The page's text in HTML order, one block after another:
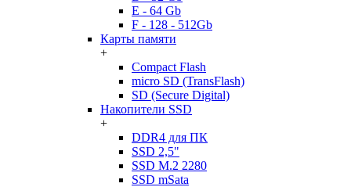
E - 64 Gb
F - 128 - 512Gb
Карты памяти
+
Compact Flash
micro SD (TransFlash)
SD (Secure Digital)
Накопители SSD
+
DDR4 для ПК
SSD 2,5"
SSD M.2 2280
SSD mSata